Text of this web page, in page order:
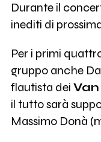
Durante il
inediti di
Per i primi
gruppo anche
flautista dei
il tutto sarà
Massimo Donà